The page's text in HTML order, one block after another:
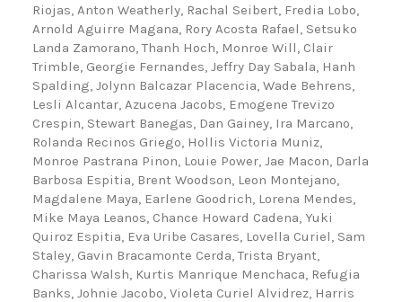
Riojas, Anton Weatherly, Rachal Seibert, Fredia Lobo,
Arnold Aguirre Magana, Rory Acosta Rafael, Setsuko
Landa Zamorano, Thanh Hoch, Monroe Will, Clair
Trimble, Georgie Fernandes, Jeffry Day Sabala, Hanh
Spalding, Jolynn Balcazar Placencia, Wade Behrens,
Lesli Alcantar, Azucena Jacobs, Emogene Trevizo
Crespin, Stewart Banegas, Dan Gainey, Ira Marcano,
Rolanda Recinos Griego, Hollis Victoria Muniz,
Monroe Pastrana Pinon, Louie Power, Jae Macon, Darla
Barbosa Espitia, Brent Woodson, Leon Montejano,
Magdalene Maya, Earlene Goodrich, Lorena Mendes,
Mike Maya Leanos, Chance Howard Cadena, Yuki
Quiroz Espitia, Eva Uribe Casares, Lovella Curiel, Sam
Staley, Gavin Bracamonte Cerda, Trista Bryant,
Charissa Walsh, Kurtis Manrique Menchaca, Refugia
Banks, Johnie Jacobo, Violeta Curiel Alvidrez, Harris